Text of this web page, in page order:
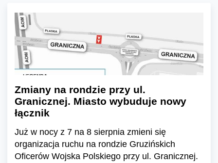
Zmiany na rondzie przy ul.
Granicznej. Miasto wybuduje nowy
łącznik
Już w nocy z 7 na 8 sierpnia zmieni się
organizacja ruchu na rondzie Gruzińskich
Oficerów Wojska Polskiego przy ul. Granicznej.